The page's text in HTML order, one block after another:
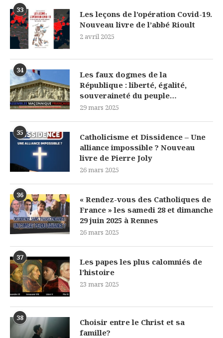
33
Les leçons de l’opération Covid-19.
Nouveau livre de l’abbé Rioult
2 avril 2025
34
Les faux dogmes de la
République : liberté, égalité,
souveraineté du peuple…
29 mars 2025
35
Catholicisme et Dissidence – Une
alliance impossible ? Nouveau
livre de Pierre Joly
26 mars 2025
36
« Rendez-vous des Catholiques de
France » les samedi 28 et dimanche
29 juin 2025 à Rennes
26 mars 2025
37
Les papes les plus calomniés de
l’histoire
23 mars 2025
38
Choisir entre le Christ et sa
famille?